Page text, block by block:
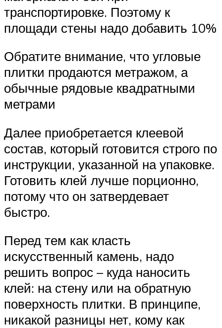
транспортировке. Поэтому к
площади стены надо добавить 10%
Обратите внимание, что угловые
плитки продаются метражом, а
обычные рядовые квадратными
метрами
Далее приобретается клеевой
состав, который готовится строго по
инструкции, указанной на упаковке.
Готовить клей лучше порционно,
потому что он затвердевает
быстро.
Перед тем как класть
искусственный камень, надо
решить вопрос – куда наносить
клей: на стену или на обратную
поверхность плитки. В принципе,
никакой разницы нет, кому как